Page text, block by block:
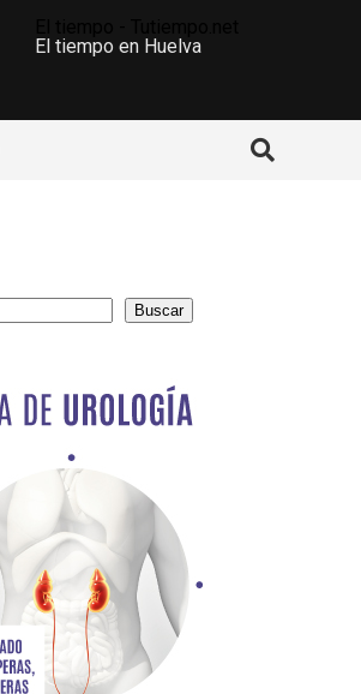
El tiempo en Huelva
Buscar